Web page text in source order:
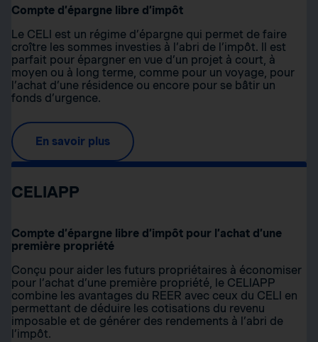
Compte d’épargne libre d’impôt
Le CELI est un régime d’épargne qui permet de faire
croître les sommes investies à l’abri de l’impôt. Il est
parfait pour épargner en vue d’un projet à court, à
moyen ou à long terme, comme pour un voyage, pour
l’achat d’une résidence ou encore pour se bâtir un
fonds d’urgence.
En savoir plus
CELIAPP
Compte d’épargne libre d’impôt pour l’achat d’une
première propriété
Conçu pour aider les futurs propriétaires à économiser
pour l’achat d’une première propriété, le CELIAPP
combine les avantages du REER avec ceux du CELI en
permettant de déduire les cotisations du revenu
imposable et de générer des rendements à l’abri de
l’impôt.